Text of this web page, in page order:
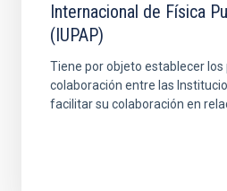
Internacional de Física
(IUPAP)
Tiene por objeto establecer los
colaboración entre las
facilitar su colaboración en